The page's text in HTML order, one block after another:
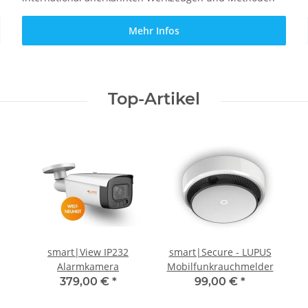
Mehr Infos
Top-Artikel
smart|View IP232
Alarmkamera
379,00 € *
smart|Secure - LUPUS
Mobilfunkrauchmelder
99,00 € *